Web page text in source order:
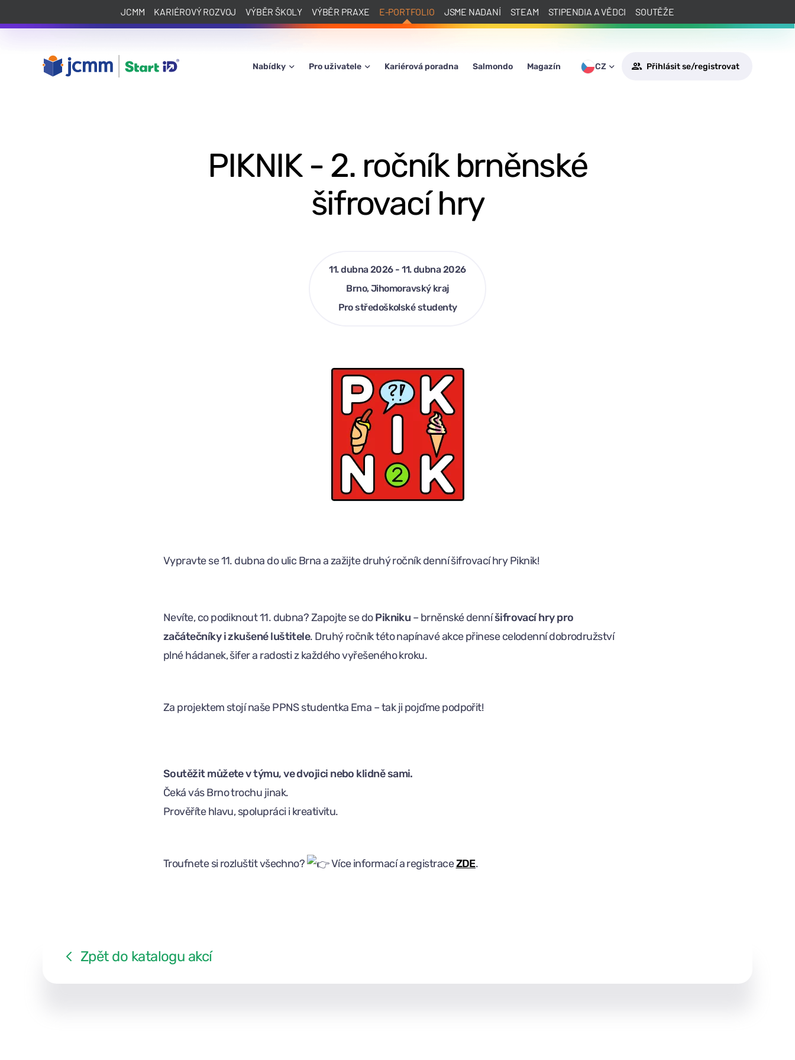
JCMM KARIÉROVÝ ROZVOJ VÝBĚR ŠKOLY VÝBĚR PRAXE E-PORTFOLIO JSME NADANÍ STEAM STIPENDIA A VĚDCI SOUTĚŽE
Nabídky Pro uživatele Kariérová poradna Salmondo Magazín CZ Přihlásit se/registrovat
PIKNIK - 2. ročník brněnské
šifrovací hry
11. dubna 2026 - 11. dubna 2026
Brno, Jihomoravský kraj
Pro středoškolské studenty
Vypravte se 11. dubna do ulic Brna a zažijte druhý ročník denní šifrovací hry Piknik!
Nevíte, co podiknout 11. dubna? Zapojte se doPikniku – brněnské denníšifrovací hry pro
začátečníky i zkušené luštitele. Druhý ročník této napínavé akce přinese celodenní dobrodružství
plné hádanek, šifer a radosti z každého vyřešeného kroku.
Za projektem stojí naše PPNS studentka Ema – tak ji pojďme podpořit!
Soutěžit můžete v týmu, ve dvojici nebo klidně sami.
Čeká vás Brno trochu jinak.
Prověříte hlavu, spolupráci i kreativitu.
Troufnete si rozluštit všechno? Více informací a registraceZDE.
Zpět do katalogu akcí